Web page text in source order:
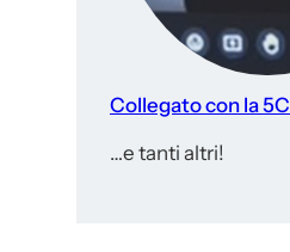
Collegato con la 5C
…e tanti altri!